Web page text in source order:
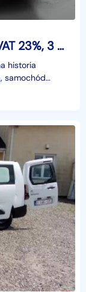
Citroen Berlingo II , L1H1, 3m3, VAT 23%, 3 Miejsca, 2 EU palet
historia
samochód
spalani